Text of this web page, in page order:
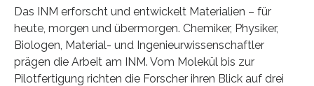
Das INM erforscht und entwickelt Materialien – für
heute, morgen und übermorgen. Chemiker, Physiker,
Biologen, Material- und Ingenieurwissenschaftler
prägen die Arbeit am INM. Vom Molekül bis zur
Pilotfertigung richten die Forscher ihren Blick auf drei